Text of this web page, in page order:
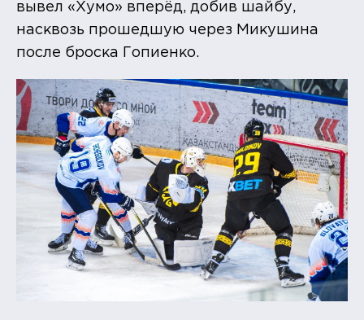
вывел «Хумо» вперёд, добив шайбу,
насквозь прошедшую через Микушина
после броска Гопиенко.